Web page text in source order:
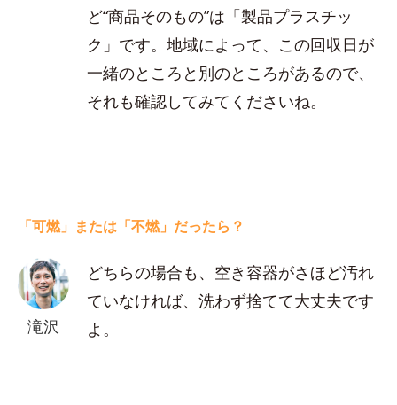
ど“商品そのもの”は「製品プラスチッ
ク」です。地域によって、この回収日が
一緒のところと別のところがあるので、
それも確認してみてくださいね。
「可燃」または「不燃」だったら？
滝沢
どちらの場合も、空き容器がさほど汚れ
ていなければ、洗わず捨てて大丈夫です
よ。